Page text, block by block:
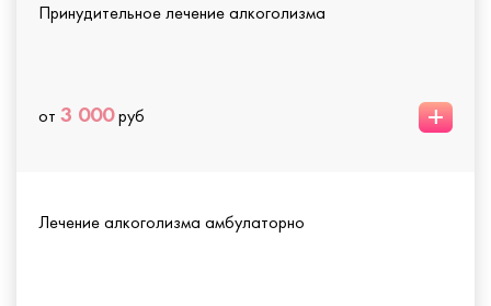
Принудительное лечение алкоголизма
от 3 000руб +
Лечение алкоголизма амбулаторно